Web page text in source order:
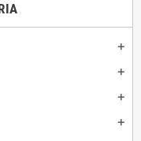
add
add
add
add